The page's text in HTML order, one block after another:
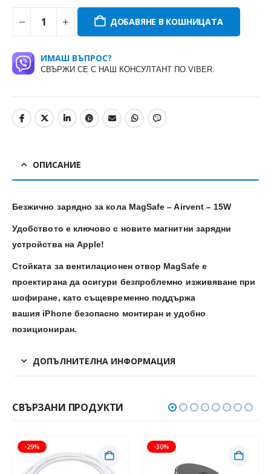
ДОБАВЯНЕ В КОШНИЦАТА
ИМАШ ВЪПРОС?
СВЪРЖИ СЕ С НАШ КОНСУЛТАНТ ПО VIBER.
ОПИСАНИЕ
Безжично зарядно за кола MagSafe – Airvent – 15W
Удобството е ключово с новите магнитни зарядни
устройства на Apple!
Стойката за вентилационен отвор MagSafe е
проектирана да осигури безпроблемно изживяване при
шофиране, като същевременно поддържа
вашия iPhone безопасно монтиран и удобно
позициониран.
ДОПЪЛНИТЕЛНА ИНФОРМАЦИЯ
СВЪРЗАНИ ПРОДУКТИ
-29% -30%